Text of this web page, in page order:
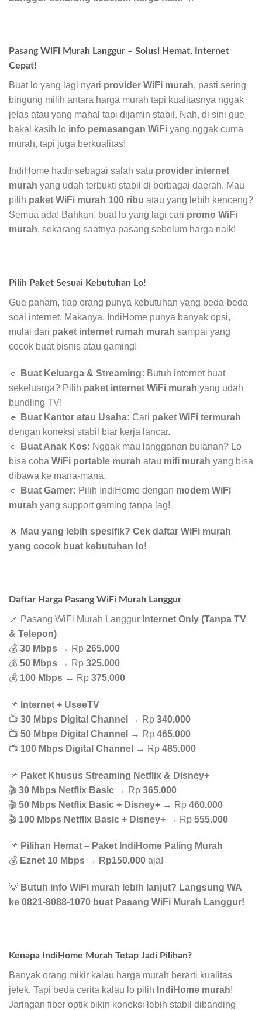
Pasang WiFi Murah Langgur – Solusi Hemat, Internet
Cepat!
Buat lo yang lagi nyari provider WiFi murah, pasti sering
bingung milih antara harga murah tapi kualitasnya nggak
jelas atau yang mahal tapi dijamin stabil. Nah, di sini gue
bakal kasih lo info pemasangan WiFi yang nggak cuma
murah, tapi juga berkualitas!
IndiHome hadir sebagai salah satu provider internet
murah yang udah terbukti stabil di berbagai daerah. Mau
pilih paket WiFi murah 100 ribu atau yang lebih kenceng?
Semua ada! Bahkan, buat lo yang lagi cari promo WiFi
murah, sekarang saatnya pasang sebelum harga naik!
Pilih Paket Sesuai Kebutuhan Lo!
Gue paham, tiap orang punya kebutuhan yang beda-beda
soal internet. Makanya, IndiHome punya banyak opsi,
mulai dari paket internet rumah murah sampai yang
cocok buat bisnis atau gaming!
🔹 Buat Keluarga & Streaming: Butuh internet buat
sekeluarga? Pilih paket internet WiFi murah yang udah
bundling TV!
🔹
Buat Kantor atau Usaha: Cari paket WiFi termurah
dengan koneksi stabil biar kerja lancar.
🔹
Buat Anak Kos: Nggak mau langganan bulanan? Lo
bisa coba WiFi portable murah atau mifi murah yang bisa
dibawa ke mana-mana.
🔹
Buat Gamer: Pilih IndiHome dengan modem WiFi
murah yang support gaming tanpa lag!
🔥 Mau yang lebih spesifik? Cek daftar WiFi murah
yang cocok buat kebutuhan lo!
Daftar Harga Pasang WiFi Murah Langgur
📌 Pasang WiFi Murah Langgur Internet Only (Tanpa TV
& Telepon)
💰 30 Mbps → Rp 265.000
💰 50 Mbps → Rp 325.000
💰 100 Mbps → Rp 375.000
📌
Internet + UseeTV
📺 30 Mbps Digital Channel → Rp 340.000
📺 50 Mbps Digital Channel → Rp 465.000
📺 100 Mbps Digital Channel → Rp 485.000
📌 Paket Khusus Streaming Netflix & Disney+
🎬 30 Mbps Netflix Basic → Rp 365.000
🎬 50 Mbps Netflix Basic + Disney+ → Rp 460.000
🎬 100 Mbps Netflix Basic + Disney+ → Rp 555.000
📌 Pilihan Hemat – Paket IndiHome Paling Murah
💰 Eznet 10 Mbps → Rp150.000 aja!
💡 Butuh info WiFi murah lebih lanjut? Langsung WA
ke 0821-8088-1070 buat Pasang WiFi Murah Langgur!
Kenapa IndiHome Murah Tetap Jadi Pilihan?
Banyak orang mikir kalau harga murah berarti kualitas
jelek. Tapi beda cerita kalau lo pilih IndiHome murah!
Jaringan fiber optik bikin koneksi lebih stabil dibanding